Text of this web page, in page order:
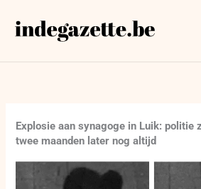
naar
Explosie aan synagoge in Luik: politie
twee maanden later nog altijd